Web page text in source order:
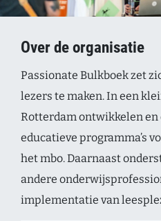
Over de organisatie
Passionate Bulkboek zet
lezers te maken. In een
Rotterdam ontwikkelen
educatieve programma’s
het mbo. Daarnaast
andere
implementatie van